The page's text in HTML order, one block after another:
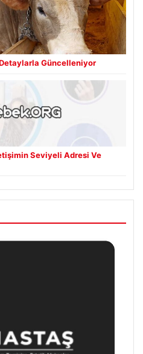
Güncelleniyor
Seviyeli Adresi Ve